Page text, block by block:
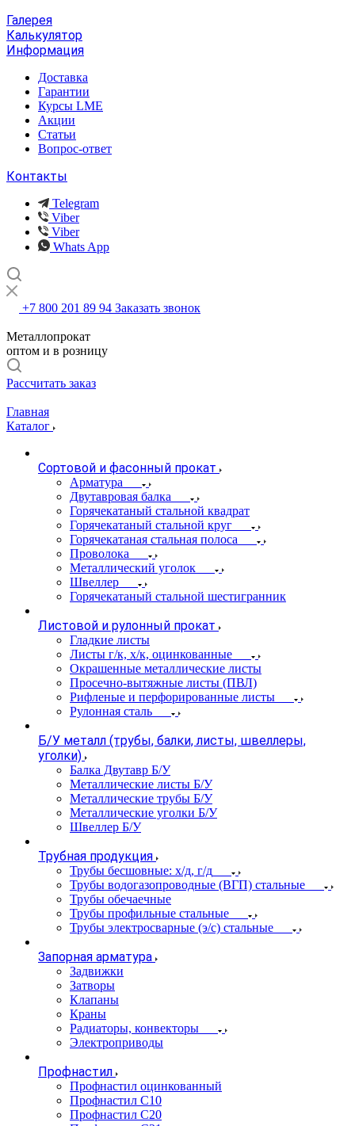
Галерея
Калькулятор
Информация
Доставка
Гарантии
Курсы LME
Акции
Статьи
Вопрос-ответ
Контакты
Telegram
Viber
Viber
Whats App
+7 800 201 89 94 Заказать звонок
Металлопрокат
оптом и в розницу
Рассчитать заказ
Главная
Каталог
Сортовой и фасонный прокат
Арматура
Двутавровая балка
Горячекатаный стальной квадрат
Горячекатаный стальной круг
Горячекатаная стальная полоса
Проволока
Металлический уголок
Швеллер
Горячекатаный стальной шестигранник
Листовой и рулонный прокат
Гладкие листы
Листы г/к, х/к, оцинкованные
Окрашенные металлические листы
Просечно-вытяжные листы (ПВЛ)
Рифленые и перфорированные листы
Рулонная сталь
Б/У металл (трубы, балки, листы, швеллеры,
уголки)
Балка Двутавр Б/У
Металлические листы Б/У
Металлические трубы Б/У
Металлические уголки Б/У
Швеллер Б/У
Трубная продукция
Трубы бесшовные: х/д, г/д
Трубы водогазопроводные (ВГП) стальные
Трубы обечаечные
Трубы профильные стальные
Трубы электросварные (э/с) стальные
Запорная арматура
Задвижки
Затворы
Клапаны
Краны
Радиаторы, конвекторы
Электроприводы
Профнастил
Профнастил оцинкованный
Профнастил С10
Профнастил С20